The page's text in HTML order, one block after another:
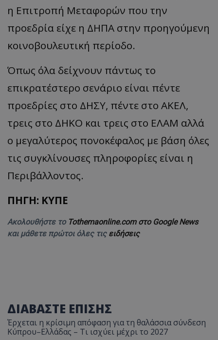
η Επιτροπή Μεταφορών που την
προεδρία είχε η ΔΗΠΑ στην προηγούμενη
κοινοβουλευτική περίοδο.
Όπως όλα δείχνουν πάντως το
επικρατέστερο σενάριο είναι πέντε
προεδρίες στο ΔΗΣΥ, πέντε στο ΑΚΕΛ,
τρεις στο ΔΗΚΟ και τρεις στο ΕΛΑΜ αλλά
ο μεγαλύτερος πονοκέφαλος με βάση όλες
τις συγκλίνουσες πληροφορίες είναι η
Περιβάλλοντος.
ΠΗΓΗ: ΚΥΠΕ
Ακολουθήστε το Tothemaonline.com στο Google News
και μάθετε πρώτοι όλες τις ειδήσεις
ΔΙΑΒΑΣΤΕ ΕΠΙΣΗΣ
Έρχεται η κρίσιμη απόφαση για τη θαλάσσια σύνδεση
Κύπρου–Ελλάδας – Τι ισχύει μέχρι το 2027